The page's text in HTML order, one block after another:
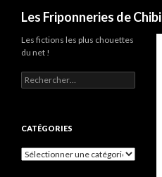
Les Friponneries de Chibi
Les fictions les plus chouettes
du net !
Rechercher :
CATÉGORIES
Catégories